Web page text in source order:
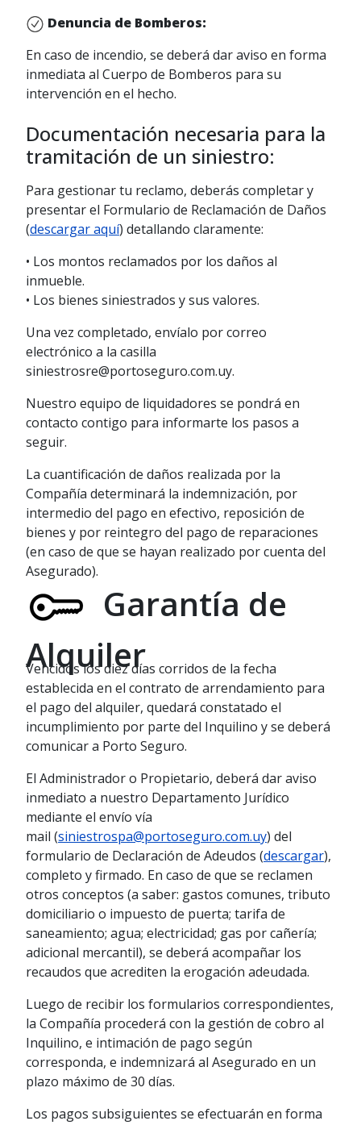
Denuncia de Bomberos:
En caso de incendio, se deberá dar aviso en forma
inmediata al Cuerpo de Bomberos para su
intervención en el hecho.
Documentación necesaria para la
tramitación de un siniestro:
Para gestionar tu reclamo, deberás completar y
presentar el Formulario de Reclamación de Daños
(descargar aquí) detallando claramente:
• Los montos reclamados por los daños al
inmueble.
• Los bienes siniestrados y sus valores.
Una vez completado, envíalo por correo
electrónico a la casilla
siniestrosre@portoseguro.com.uy.
Nuestro equipo de liquidadores se pondrá en
contacto contigo para informarte los pasos a
seguir.
La cuantificación de daños realizada por la
Compañía determinará la indemnización, por
intermedio del pago en efectivo, reposición de
bienes y por reintegro del pago de reparaciones
(en caso de que se hayan realizado por cuenta del
Asegurado).
Garantía de
Alquiler
Vencidos los diez días corridos de la fecha
establecida en el contrato de arrendamiento para
el pago del alquiler, quedará constatado el
incumplimiento por parte del Inquilino y se deberá
comunicar a Porto Seguro.
El Administrador o Propietario, deberá dar aviso
inmediato a nuestro Departamento Jurídico
mediante el envío vía
mail (siniestrospa@portoseguro.com.uy) del
formulario de Declaración de Adeudos (descargar),
completo y firmado. En caso de que se reclamen
otros conceptos (a saber: gastos comunes, tributo
domiciliario o impuesto de puerta; tarifa de
saneamiento; agua; electricidad; gas por cañería;
adicional mercantil), se deberá acompañar los
recaudos que acrediten la erogación adeudada.
Luego de recibir los formularios correspondientes,
la Compañía procederá con la gestión de cobro al
Inquilino, e intimación de pago según
corresponda, e indemnizará al Asegurado en un
plazo máximo de 30 días.
Los pagos subsiguientes se efectuarán en forma